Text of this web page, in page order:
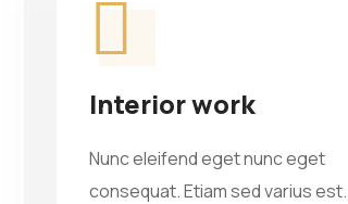
Interior work
Nunc eleifend eget nunc eget
consequat. Etiam sed varius